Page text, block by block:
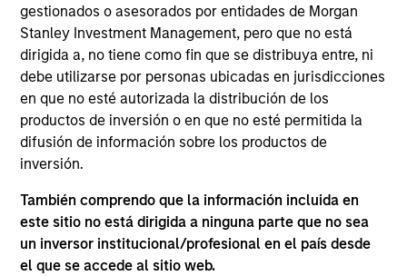
gestionados o asesorados por entidades de Morgan
Stanley Investment Management, pero que no está
dirigida a, no tiene como fin que se distribuya entre, ni
debe utilizarse por personas ubicadas en jurisdicciones
en que no esté autorizada la distribución de los
productos de inversión o en que no esté permitida la
difusión de información sobre los productos de
inversión.
También comprendo que la información incluida en
este sitio no está dirigida a ninguna parte que no sea
un inversor institucional/profesional en el país desde
el que se accede al sitio web.
*Divisa base del fondo
Este documento contiene información relativa a los
subfondos de Morgan Stanley Investment Funds, société
Luxemburgo. (la “sociedad”) está inscrita en el Gran
Ducado de Luxemburgo como organismo de inversión
colectiva de conformidad con la Parte 1 de la Ley de 17 de
diciembre de 2010, en su versión modificada. La sociedad
es un organismo de inversión colectiva en valores